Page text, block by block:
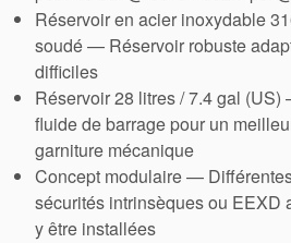
joint
neuf des
joints
Réservoir en acier inoxydable
soudé — Réservoir robuste
difficiles
Réservoir 28 litres / 7.4 gal
fluide de barrage pour un
garniture mécanique
Concept modulaire —
sécurités intrinsèques ou EEXD
y être installées